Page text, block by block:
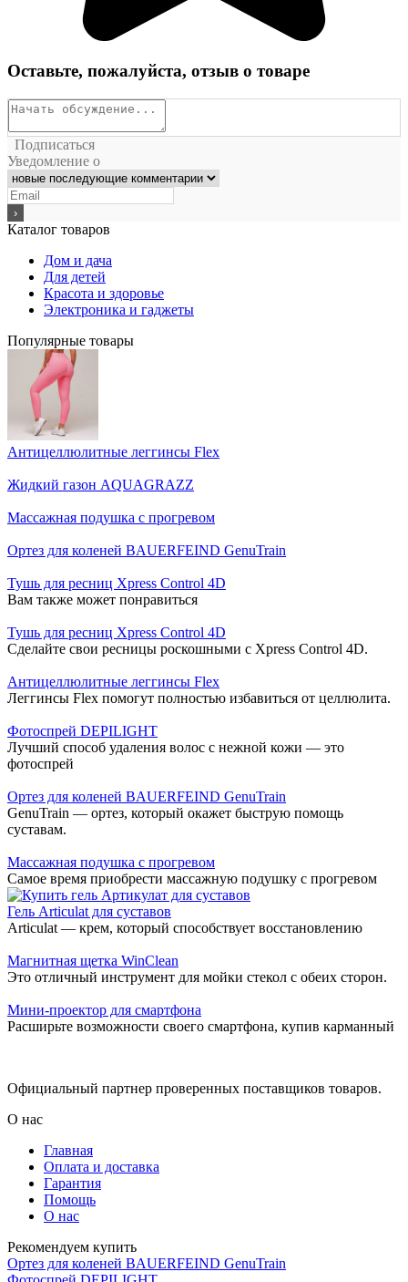
Оставьте, пожалуйста, отзыв о товаре
Подписаться
Уведомление о
Каталог товаров
Дом и дача
Для детей
Красота и здоровье
Электроника и гаджеты
Популярные товары
Антицеллюлитные леггинсы Flex
Жидкий газон AQUAGRAZZ
Массажная подушка с прогревом
Ортез для коленей BAUERFEIND GenuTrain
Тушь для ресниц Xpress Control 4D
Вам также может понравиться
Тушь для ресниц Xpress Control 4D
Сделайте свои ресницы роскошными с Xpress Control 4D.
Антицеллюлитные леггинсы Flex
Леггинсы Flex помогут полностью избавиться от целлюлита.
Фотоспрей DEPILIGHT
Лучший способ удаления волос с нежной кожи — это
фотоспрей
Ортез для коленей BAUERFEIND GenuTrain
GenuTrain — ортез, который окажет быструю помощь
суставам.
Массажная подушка с прогревом
Самое время приобрести массажную подушку с прогревом
Гель Articulat для суставов
Articulat — крем, который способствует восстановлению
Магнитная щетка WinClean
Это отличный инструмент для мойки стекол с обеих сторон.
Мини-проектор для смартфона
Расширьте возможности своего смартфона, купив карманный
Официальный партнер проверенных поставщиков товаров.
О нас
Главная
Оплата и доставка
Гарантия
Помощь
О нас
Рекомендуем купить
Ортез для коленей BAUERFEIND GenuTrain